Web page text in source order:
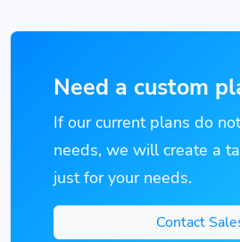
Need a custom
If our current plans do
needs, we will create a
just for your needs.
Contact